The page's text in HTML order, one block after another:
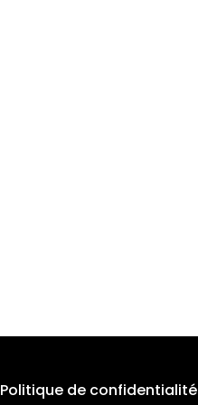
Politique de confidentialité